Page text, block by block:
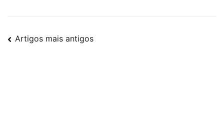
Navegação
Artigos mais antigos